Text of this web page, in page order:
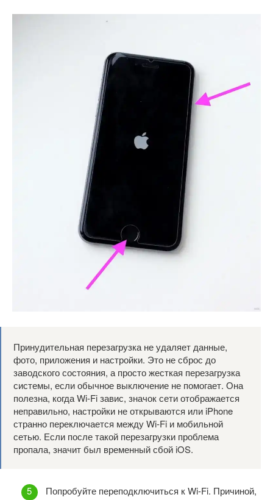
Принудительная перезагрузка не удаляет данные,
фото, приложения и настройки. Это не сброс до
заводского состояния, а просто жесткая перезагрузка
системы, если обычное выключение не помогает. Она
полезна, когда Wi-Fi завис, значок сети отображается
неправильно, настройки не открываются или iPhone
странно переключается между Wi-Fi и мобильной
сетью. Если после такой перезагрузки проблема
пропала, значит был временный сбой iOS.
Попробуйте переподключиться к Wi-Fi. Причиной,